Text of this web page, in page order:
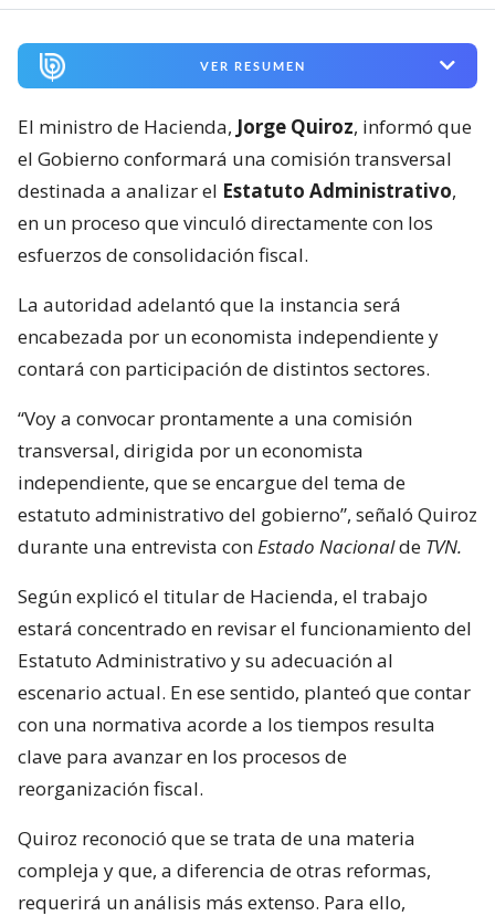
VER RESUMEN
El ministro de Hacienda, Jorge Quiroz, informó que
el Gobierno conformará una comisión transversal
destinada a analizar el Estatuto Administrativo,
en un proceso que vinculó directamente con los
esfuerzos de consolidación fiscal.
La autoridad adelantó que la instancia será
encabezada por un economista independiente y
contará con participación de distintos sectores.
“Voy a convocar prontamente a una comisión
transversal, dirigida por un economista
independiente, que se encargue del tema de
estatuto administrativo del gobierno”, señaló Quiroz
durante una entrevista con Estado Nacionalde TVN.
Según explicó el titular de Hacienda, el trabajo
estará concentrado en revisar el funcionamiento del
Estatuto Administrativo y su adecuación al
escenario actual. En ese sentido, planteó que contar
con una normativa acorde a los tiempos resulta
clave para avanzar en los procesos de
reorganización fiscal.
Quiroz reconoció que se trata de una materia
compleja y que, a diferencia de otras reformas,
requerirá un análisis más extenso. Para ello,